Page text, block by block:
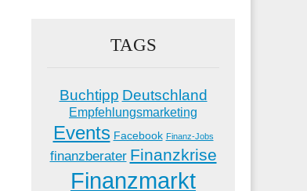
TAGS
Buchtipp Deutschland
Empfehlungsmarketing
Events Facebook Finanz-Jobs
finanzberater Finanzkrise
Finanzmarkt